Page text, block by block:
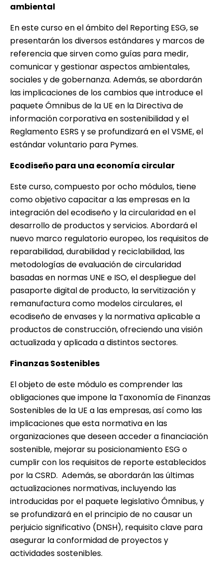
ambiental
En este curso en el ámbito del Reporting ESG, se
presentarán los diversos estándares y marcos de
referencia que sirven como guías para medir,
comunicar y gestionar aspectos ambientales,
sociales y de gobernanza. Además, se abordarán
las implicaciones de los cambios que introduce el
paquete Ómnibus de la UE en la Directiva de
información corporativa en sostenibilidad y el
Reglamento ESRS y se profundizará en el VSME, el
estándar voluntario para Pymes.
Ecodiseño para una economía circular
Este curso, compuesto por ocho módulos, tiene
como objetivo capacitar a las empresas en la
integración del ecodiseño y la circularidad en el
desarrollo de productos y servicios. Abordará el
nuevo marco regulatorio europeo, los requisitos de
reparabilidad, durabilidad y reciclabilidad, las
metodologías de evaluación de circularidad
basadas en normas UNE e ISO, el despliegue del
pasaporte digital de producto, la servitización y
remanufactura como modelos circulares, el
ecodiseño de envases y la normativa aplicable a
productos de construcción, ofreciendo una visión
actualizada y aplicada a distintos sectores.
Finanzas Sostenibles
El objeto de este módulo es comprender las
obligaciones que impone la Taxonomía de Finanzas
Sostenibles de la UE a las empresas, así como las
implicaciones que esta normativa en las
organizaciones que deseen acceder a financiación
sostenible, mejorar su posicionamiento ESG o
cumplir con los requisitos de reporte establecidos
por la CSRD. Además, se abordarán las últimas
actualizaciones normativas, incluyendo las
introducidas por el paquete legislativo Ómnibus, y
se profundizará en el principio de no causar un
perjuicio significativo (DNSH), requisito clave para
asegurar la conformidad de proyectos y
actividades sostenibles.